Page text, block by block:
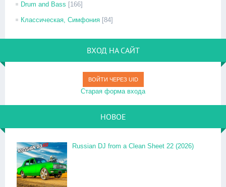
Drum and Bass [166]
Классическая, Симфония [84]
ВХОД НА САЙТ
ВОЙТИ ЧЕРЕЗ UID
Старая форма входа
НОВОЕ
Russian DJ from a Clean Sheet 22 (2026)